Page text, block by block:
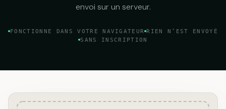
envoi sur un serveur.
FONCTIONNE DANS VOTRE NAVIGATEUR RIEN N’EST ENVOYÉ
SANS INSCRIPTION